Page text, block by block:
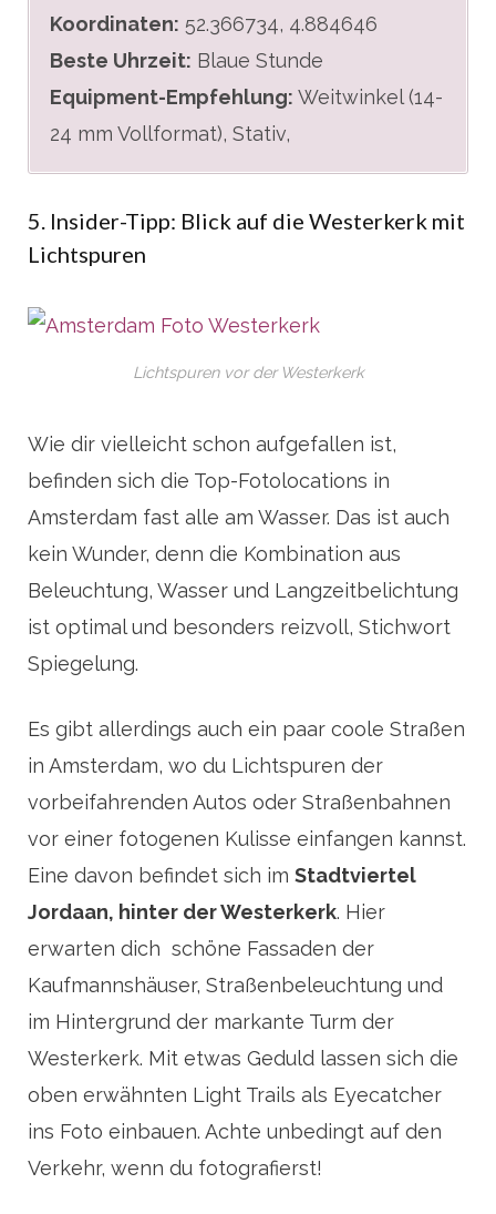
Koordinaten: 52.366734, 4.884646
Beste Uhrzeit: Blaue Stunde
Equipment-Empfehlung: Weitwinkel (14-
24 mm Vollformat), Stativ,
5. Insider-Tipp: Blick auf die Westerkerk mit
Lichtspuren
Lichtspuren vor der Westerkerk
Wie dir vielleicht schon aufgefallen ist,
befinden sich die Top-Fotolocations in
Amsterdam fast alle am Wasser. Das ist auch
kein Wunder, denn die Kombination aus
Beleuchtung, Wasser und Langzeitbelichtung
ist optimal und besonders reizvoll, Stichwort
Spiegelung.
Es gibt allerdings auch ein paar coole Straßen
in Amsterdam, wo du Lichtspuren der
vorbeifahrenden Autos oder Straßenbahnen
vor einer fotogenen Kulisse einfangen kannst.
Eine davon befindet sich im Stadtviertel
Jordaan, hinter der Westerkerk. Hier
erwarten dich schöne Fassaden der
Kaufmannshäuser, Straßenbeleuchtung und
im Hintergrund der markante Turm der
Westerkerk. Mit etwas Geduld lassen sich die
oben erwähnten Light Trails als Eyecatcher
ins Foto einbauen. Achte unbedingt auf den
Verkehr, wenn du fotografierst!